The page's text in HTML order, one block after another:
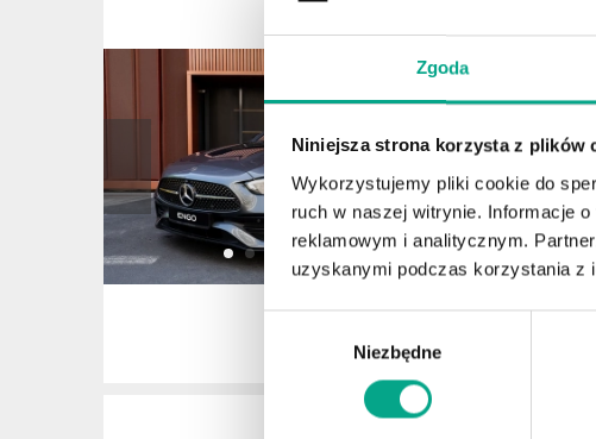
Zgoda
Niniejsza strona korzysta z plików
Wykorzystujemy pliki cookie do
ruch w naszej witrynie. Informacje
reklamowym i analitycznym.
uzyskanymi podczas korzystania z
Niezbędne
(WLTP)